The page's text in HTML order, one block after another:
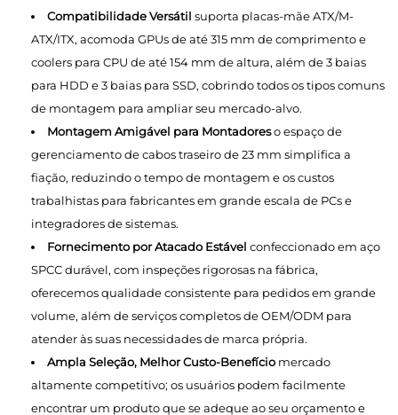
Compatibilidade Versátil suporta placas-mãe ATX/M-
ATX/ITX, acomoda GPUs de até 315 mm de comprimento e
coolers para CPU de até 154 mm de altura, além de 3 baias
para HDD e 3 baias para SSD, cobrindo todos os tipos comuns
de montagem para ampliar seu mercado-alvo.
Montagem Amigável para Montadoreso espaço de
gerenciamento de cabos traseiro de 23 mm simplifica a
fiação, reduzindo o tempo de montagem e os custos
trabalhistas para fabricantes em grande escala de PCs e
integradores de sistemas.
Fornecimento por Atacado Estável confeccionado em aço
SPCC durável, com inspeções rigorosas na fábrica,
oferecemos qualidade consistente para pedidos em grande
volume, além de serviços completos de OEM/ODM para
atender às suas necessidades de marca própria.
Ampla Seleção, Melhor Custo-Benefício mercado
altamente competitivo; os usuários podem facilmente
encontrar um produto que se adeque ao seu orçamento e